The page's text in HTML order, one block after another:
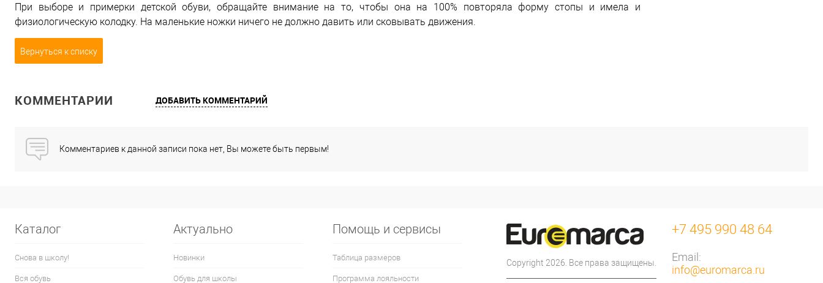
При выборе и примерки детской обуви, обращайте внимание на то, чтобы она на 100% повторяла форму стопы и имела и
физиологическую колодку. На маленькие ножки ничего не должно давить или сковывать движения.
Вернуться к списку
КОММЕНТАРИИ ДОБАВИТЬ КОММЕНТАРИЙ
Комментариев к данной записи пока нет, Вы можете быть первым!
Каталог
Снова в школу!
Вся обувь
Актуально
Новинки
Обувь для школы
Помощь и сервисы
Таблица размеров
Программа лояльности
Copyright 2026. Все права защищены.
+7 495 990 48 64
Email:
info@euromarca.ru